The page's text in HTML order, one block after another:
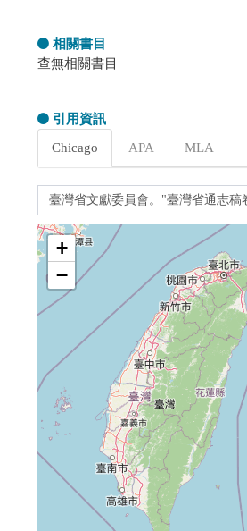
相關書目
查無相關書目
引用資訊
Chicago
APA MLA
+
−